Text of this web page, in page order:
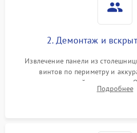
2. Демонтаж и
Извлечение панели из
винтов по периметру и
стеклокерамической поверхности.
сенсорного блока для доступа к
Подробнее